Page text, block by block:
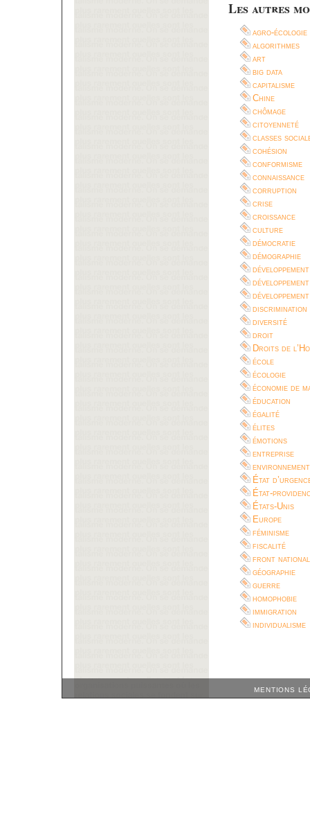
Les autres
agro-écologie
algorithmes
art
big data
capitalisme
Chine
chômage
citoyenneté
classes
cohésion
conformisme
connaissance
corruption
crise
croissance
culture
démocratie
démographie
développement
discrimination
diversité
droit
Droits de
école
écologie
économie de
éducation
égalité
élites
émotions
entreprise
environnement
État
État-
États-Unis
Europe
féminisme
fiscalité
front national
géographie
guerre
homophobie
immigration
individualisme
MENTIONS